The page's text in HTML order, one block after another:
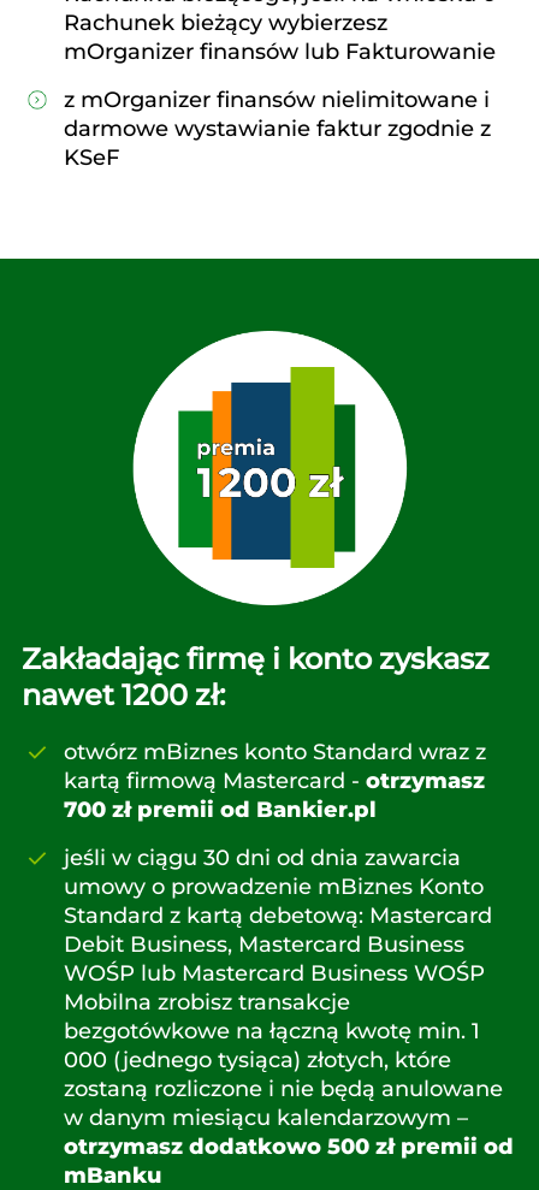
Rachunek bieżący wybierzesz
mOrganizer finansów lub Fakturowanie
z mOrganizer finansów nielimitowane i
darmowe wystawianie faktur zgodnie z
KSeF
Zakładając firmę i konto zyskasz
nawet 1200 zł:
otwórz mBiznes konto Standard wraz z
kartą firmową Mastercard - otrzymasz
700 zł premii od Bankier.pl
jeśli w ciągu 30 dni od dnia zawarcia
umowy o prowadzenie mBiznes Konto
Standard z kartą debetową: Mastercard
Debit Business, Mastercard Business
WOŚP lub Mastercard Business WOŚP
Mobilna zrobisz transakcje
bezgotówkowe na łączną kwotę min. 1
000 (jednego tysiąca) złotych, które
zostaną rozliczone i nie będą anulowane
w danym miesiącu kalendarzowym –
otrzymasz dodatkowo 500 zł premii od
mBanku